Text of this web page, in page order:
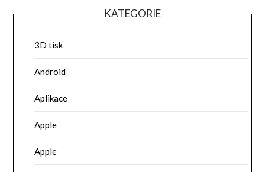
KATEGORIE
3D tisk
Android
Aplikace
Apple
Apple